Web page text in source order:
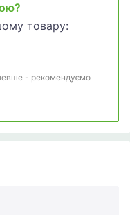
товару:
- рекомендуємо